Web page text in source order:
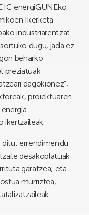
energiGUNEko
Ikerketa
industriarentzat
dugu, jada ez
beharko
preziatuak
dagokionez”,
proiektuaren
ikertzaileak.
ditu: errendimendu
desakoplatuak
garatzea; eta
murriztea,